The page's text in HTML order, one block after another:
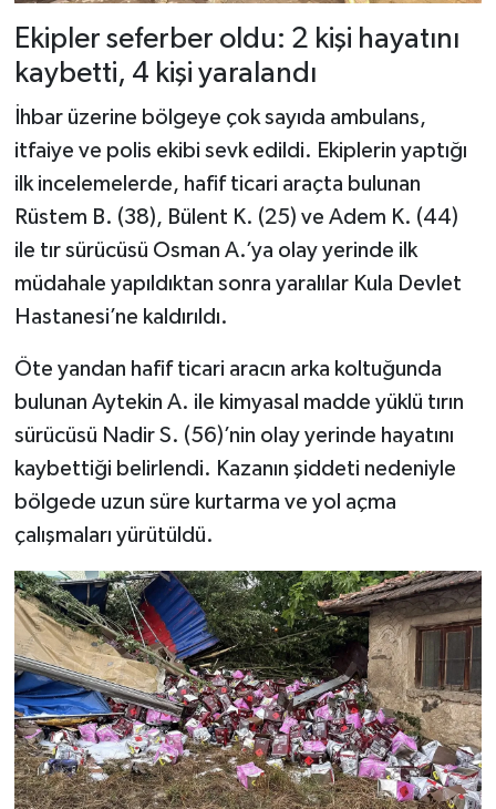
Ekipler seferber oldu: 2 kişi hayatını
kaybetti, 4 kişi yaralandı
İhbar üzerine bölgeye çok sayıda ambulans,
itfaiye ve polis ekibi sevk edildi. Ekiplerin yaptığı
ilk incelemelerde, hafif ticari araçta bulunan
Rüstem B. (38), Bülent K. (25) ve Adem K. (44)
ile tır sürücüsü Osman A.’ya olay yerinde ilk
müdahale yapıldıktan sonra yaralılar Kula Devlet
Hastanesi’ne kaldırıldı.
Öte yandan hafif ticari aracın arka koltuğunda
bulunan Aytekin A. ile kimyasal madde yüklü tırın
sürücüsü Nadir S. (56)’nin olay yerinde hayatını
kaybettiği belirlendi. Kazanın şiddeti nedeniyle
bölgede uzun süre kurtarma ve yol açma
çalışmaları yürütüldü.